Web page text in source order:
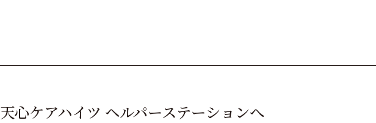
天心ケアハイツ ヘルパーステーションへ